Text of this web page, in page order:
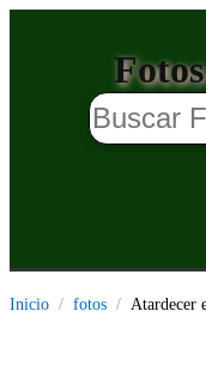
Inicio fotos Atardecer